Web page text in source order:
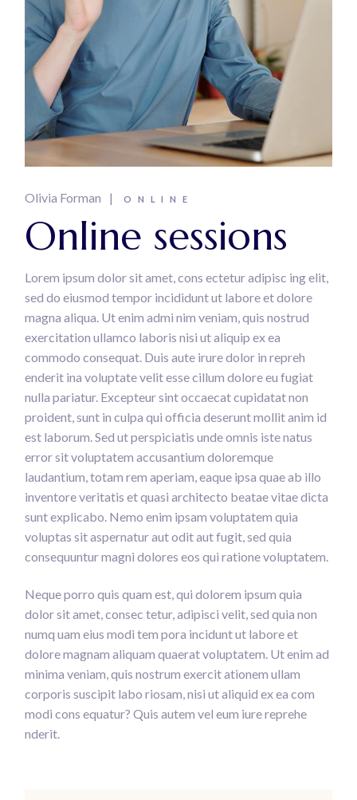
Olivia Forman ONLINE
Online sessions
Lorem ipsum dolor sit amet, cons ectetur adipisc ing elit,
sed do eiusmod tempor incididunt ut labore et dolore
magna aliqua. Ut enim admi nim veniam, quis nostrud
exercitation ullamco laboris nisi ut aliquip ex ea
commodo consequat. Duis aute irure dolor in repreh
enderit ina voluptate velit esse cillum dolore eu fugiat
nulla pariatur. Excepteur sint occaecat cupidatat non
proident, sunt in culpa qui officia deserunt mollit anim id
est laborum. Sed ut perspiciatis unde omnis iste natus
error sit voluptatem accusantium doloremque
laudantium, totam rem aperiam, eaque ipsa quae ab illo
inventore veritatis et quasi architecto beatae vitae dicta
sunt explicabo. Nemo enim ipsam voluptatem quia
voluptas sit aspernatur aut odit aut fugit, sed quia
consequuntur magni dolores eos qui ratione voluptatem.
Neque porro quis quam est, qui dolorem ipsum quia
dolor sit amet, consec tetur, adipisci velit, sed quia non
numq uam eius modi tem pora incidunt ut labore et
dolore magnam aliquam quaerat voluptatem. Ut enim ad
minima veniam, quis nostrum exercit ationem ullam
corporis suscipit labo riosam, nisi ut aliquid ex ea com
modi cons equatur? Quis autem vel eum iure reprehe
nderit.